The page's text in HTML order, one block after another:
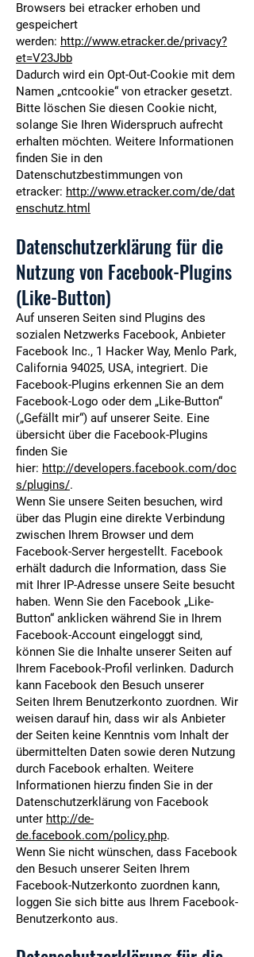
Browsers bei etracker erhoben und
gespeichert
werden: http://www.etracker.de/privacy?
et=V23Jbb
Dadurch wird ein Opt-Out-Cookie mit dem
Namen „cntcookie“ von etracker gesetzt.
Bitte löschen Sie diesen Cookie nicht,
solange Sie Ihren Widerspruch aufrecht
erhalten möchten. Weitere Informationen
finden Sie in den
Datenschutzbestimmungen von
etracker: http://www.etracker.com/de/dat
enschutz.html
Datenschutzerklärung für die
Nutzung von Facebook-Plugins
(Like-Button)
Auf unseren Seiten sind Plugins des
sozialen Netzwerks Facebook, Anbieter
Facebook Inc., 1 Hacker Way, Menlo Park,
California 94025, USA, integriert. Die
Facebook-Plugins erkennen Sie an dem
Facebook-Logo oder dem „Like-Button“
(„Gefällt mir“) auf unserer Seite. Eine
übersicht über die Facebook-Plugins
finden Sie
hier: http://developers.facebook.com/doc
s/plugins/.
Wenn Sie unsere Seiten besuchen, wird
über das Plugin eine direkte Verbindung
zwischen Ihrem Browser und dem
Facebook-Server hergestellt. Facebook
erhält dadurch die Information, dass Sie
mit Ihrer IP-Adresse unsere Seite besucht
haben. Wenn Sie den Facebook „Like-
Button“ anklicken während Sie in Ihrem
Facebook-Account eingeloggt sind,
können Sie die Inhalte unserer Seiten auf
Ihrem Facebook-Profil verlinken. Dadurch
kann Facebook den Besuch unserer
Seiten Ihrem Benutzerkonto zuordnen. Wir
weisen darauf hin, dass wir als Anbieter
der Seiten keine Kenntnis vom Inhalt der
übermittelten Daten sowie deren Nutzung
durch Facebook erhalten. Weitere
Informationen hierzu finden Sie in der
Datenschutzerklärung von Facebook
unter http://de-
de.facebook.com/policy.php.
Wenn Sie nicht wünschen, dass Facebook
den Besuch unserer Seiten Ihrem
Facebook-Nutzerkonto zuordnen kann,
loggen Sie sich bitte aus Ihrem Facebook-
Benutzerkonto aus.